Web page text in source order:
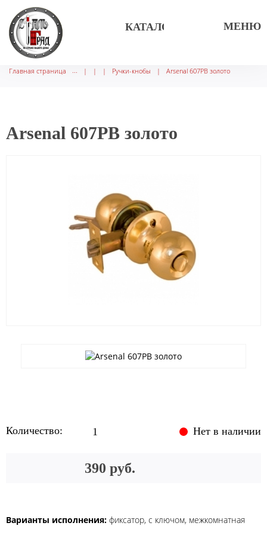
КАТАЛОГ ТОВАРОВМЕНЮ
Главная страница | | | Ручки-кнобы | Arsenal 607PB золото
Arsenal 607PB золото
Количество: Нет в наличии
390 руб.
Варианты исполнения: фиксатор, с ключом, межкомнатная